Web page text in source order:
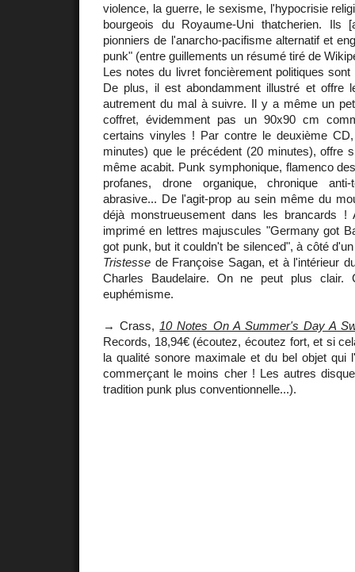
violence, la guerre, le sexisme, l'hypocrisie
bourgeois du Royaume-Uni thatcherien. Ils
pionniers de l'anarcho-pacifisme alternatif et
punk" (entre guillements un résumé tiré de
Les notes du livret foncièrement politiques
De plus, il est abondamment illustré et offre
autrement du mal à suivre. Il y a même un
coffret, évidemment pas un 90x90 cm
certains vinyles ! Par contre le deuxième
minutes) que le précédent (20 minutes), offre
même acabit. Punk symphonique, flamenco
profanes, drone organique, chronique anti-
abrasive... De l'agit-prop au sein même du
déjà monstrueusement dans les brancards
imprimé en lettres majuscules "Germany got
got punk, but it couldn't be silenced", à côté
Tristesse de Françoise Sagan, et à l'intérieur
Charles Baudelaire. On ne peut plus clair.
euphémisme.
→ Crass, 10 Notes On A Summer's Day A
Records, 18,94€ (écoutez, écoutez fort, et si
la qualité sonore maximale et du bel objet qui
commerçant le moins cher ! Les autres
tradition punk plus conventionnelle...).